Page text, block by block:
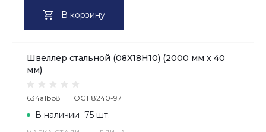
В корзину
Швеллер стальной (08Х18H10) (2000 мм х 40
мм)
634a1bb8 ГОСТ 8240-97
В наличии 75 шт.